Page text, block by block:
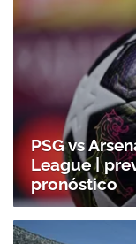
PSG vs
League |
pronóstico